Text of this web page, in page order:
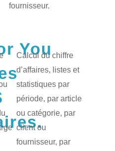
fournisseur.
You
Calcul du chiffre
d’affaires, listes et
statistiques par
période, par article
ou catégorie, par
client ou
fournisseur, par